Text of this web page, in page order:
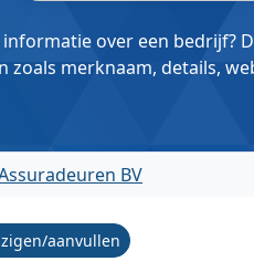
over een bedrijf?
zoals merknaam, details,
BV
aanvullen